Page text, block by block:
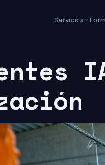
Servicios